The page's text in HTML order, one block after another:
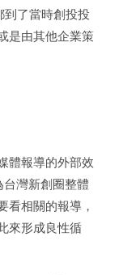
到了當時創投投
是由其他企業策
體報導的外部效
台灣新創圈整體
看相關的報導，
來形成良性循